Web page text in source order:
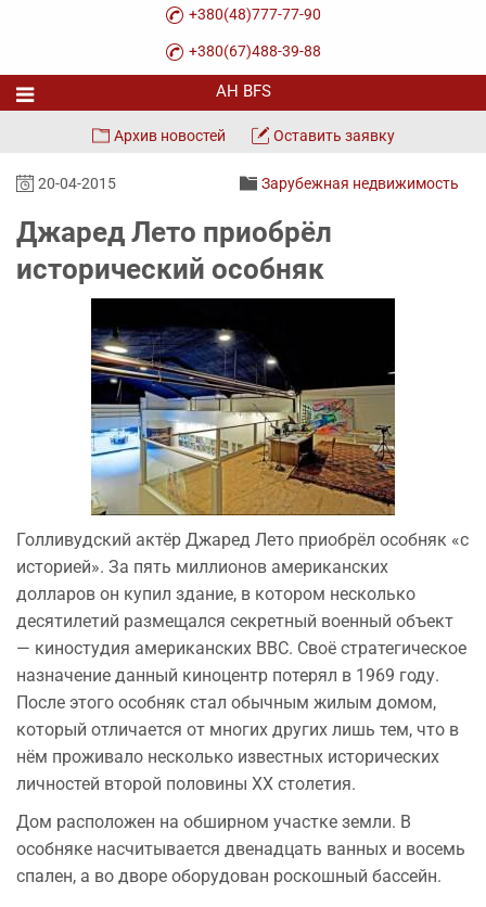
+380(48)777-77-90
+380(67)488-39-88
Архив новостей Оставить заявку
20-04-2015 Зарубежная недвижимость
Джаред Лето приобрёл
исторический особняк
Голливудский актёр Джаред Лето приобрёл особняк «с
историей». За пять миллионов американских
долларов он купил здание, в котором несколько
десятилетий размещался секретный военный объект
— киностудия американских BBC. Своё стратегическое
назначение данный киноцентр потерял в 1969 году.
После этого особняк стал обычным жилым домом,
который отличается от многих других лишь тем, что в
нём проживало несколько известных исторических
личностей второй половины XX столетия.
Дом расположен на обширном участке земли. В
особняке насчитывается двенадцать ванных и восемь
спален, а во дворе оборудован роскошный бассейн.